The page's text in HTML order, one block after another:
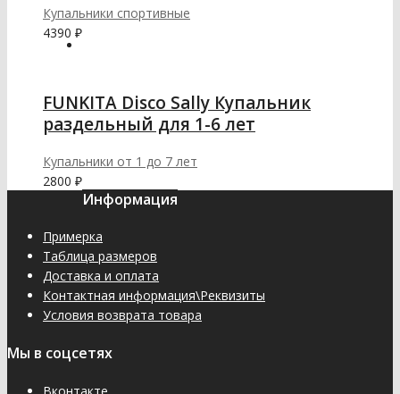
Купальники спортивные
4390 ₽
FUNKITA Disco Sally Купальник
раздельный для 1-6 лет
Купальники от 1 до 7 лет
2800 ₽
Информация
Примерка
Таблица размеров
Доставка и оплата
Контактная информация\Реквизиты
Условия возврата товара
Мы в соцсетях
Вконтакте